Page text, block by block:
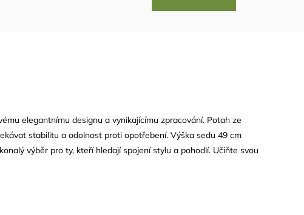
elegantnímu designu a vynikajícímu zpracování. Potah ze
stabilitu a odolnost proti opotřebení. Výška sedu 49 cm
výběr pro ty, kteří hledají spojení stylu a pohodlí. Učiňte svou